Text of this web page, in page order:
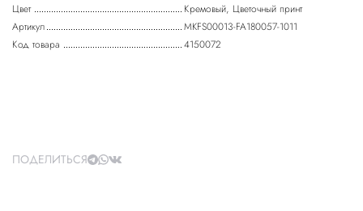
Цвет
Кремовый, Цветочный принт
Артикул
MKFS00013-FA180057-1011
Код товара
4150072
ПОДЕЛИТЬСЯ